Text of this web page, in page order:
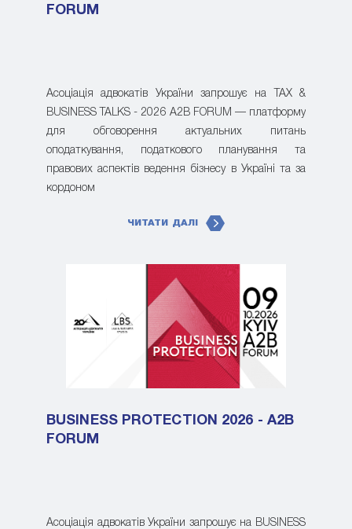
FORUM
Асоціація адвокатів України запрошує на TAX &
BUSINESS TALKS - 2026 A2B FORUM — платформу
для обговорення актуальних питань
оподаткування, податкового планування та
правових аспектів ведення бізнесу в Україні та за
кордоном
ЧИТАТИ ДАЛІ
BUSINESS PROTECTION 2026 - A2B
FORUM
Асоціація адвокатів України запрошує на BUSINESS